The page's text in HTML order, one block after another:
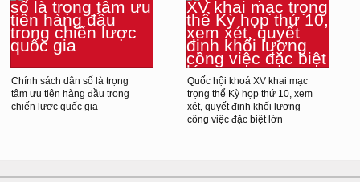
Chính sách dân số là trọng
tâm ưu tiên hàng đầu trong
chiến lược quốc gia
Quốc hội khoá XV khai mạc
trọng thể Kỳ họp thứ 10, xem
xét, quyết định khối lượng
công việc đặc biệt lớn